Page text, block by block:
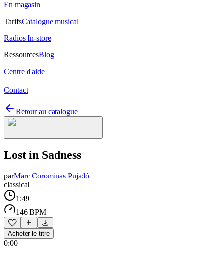
En magasin
TarifsCatalogue musical
Radios In-store
RessourcesBlog
Centre d'aide
Contact
Retour au catalogue
Lost in Sadness
parMarc Corominas Pujadó
classical
1:49
146 BPM
Acheter le titre
0:00